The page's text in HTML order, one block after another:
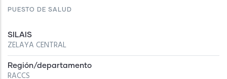
PUESTO DE SALUD
SILAIS
ZELAYA CENTRAL
Región/departamento
RACCS